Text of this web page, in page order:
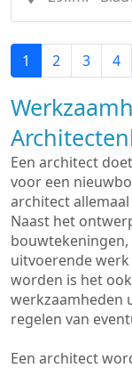
1 2 3 4
Een architect
voor een
architect
Naast het
uitvoerende
worden is het
werkzaamheden
regelen van
Een architect